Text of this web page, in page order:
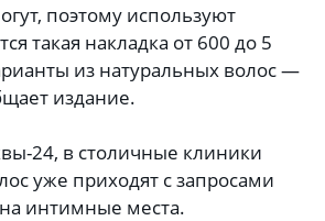
поэтому используют
такая накладка от 600 до 5
из натуральных волос —
издание.
24, в столичные клиники
уже приходят с запросами
интимные места.